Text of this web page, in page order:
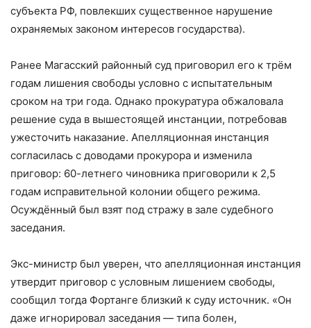
субъекта РФ, повлекших существенное нарушение
охраняемых законом интересов государства).
Ранее Магасский районный суд приговорил его к трём
годам лишения свободы условно с испытательным
сроком на три года. Однако прокуратура обжаловала
решение суда в вышестоящей инстанции, потребовав
ужесточить наказание. Апелляционная инстанция
согласилась с доводами прокурора и изменила
приговор: 60-летнего чиновника приговорили к 2,5
годам исправительной колонии общего режима.
Осуждённый был взят под стражу в зале судебного
заседания.
Экс-министр был уверен, что апелляционная инстанция
утвердит приговор с условным лишением свободы,
сообщил тогда Фортанге близкий к суду источник. «Он
даже игнорировал заседания — типа болен,